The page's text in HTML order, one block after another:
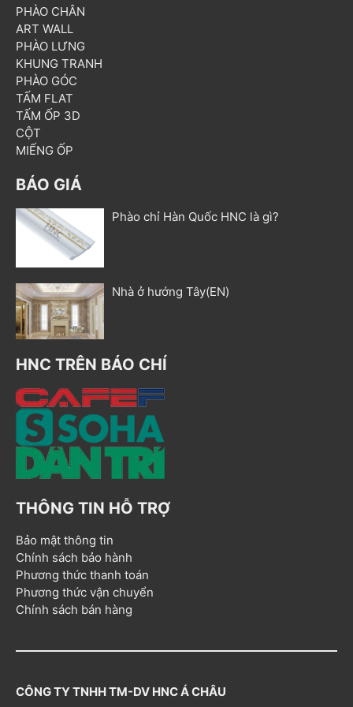
PHÀO CHÂN
ART WALL
PHÀO LƯNG
KHUNG TRANH
PHÀO GÓC
TẤM FLAT
TẤM ỐP 3D
CỘT
MIẾNG ỐP
BÁO GIÁ
Phào chỉ Hàn Quốc HNC là gì?
Nhà ở hướng Tây(EN)
HNC TRÊN BÁO CHÍ
THÔNG TIN HỖ TRỢ
Bảo mật thông tin
Chính sách bảo hành
Phương thức thanh toán
Phương thức vận chuyển
Chính sách bán hàng
CÔNG TY TNHH TM-DV HNC Á CHÂU